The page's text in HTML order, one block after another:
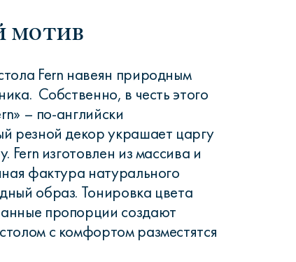
мотив
Fern навеян природным
Собственно, в честь этого
– по-английски
резной декор украшает царгу
Fern изготовлен из массива и
фактура натурального
образ. Тонировка цвета
пропорции создают
с комфортом разместятся